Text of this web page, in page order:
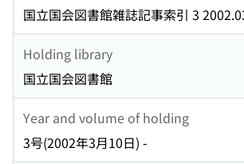
国立国会図書館雑誌記事索引 3
Holding library
国立国会図書館
Year and volume of holding
3号(2002年3月10日) -